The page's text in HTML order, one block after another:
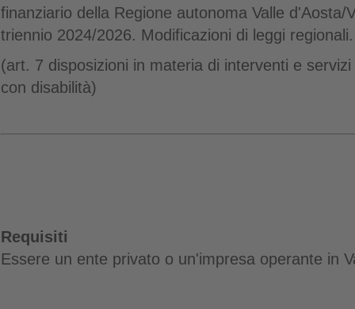
finanziario della Regione autonoma Valle d'Aosta/
triennio 2024/2026. Modificazioni di leggi regionali.
(art. 7 disposizioni in materia di interventi e
con disabilità)
Requisiti
Essere un ente privato o un'impresa operante in